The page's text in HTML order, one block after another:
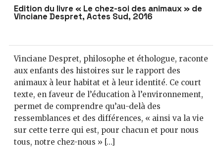
Édition du livre « Le chez-soi des animaux » de
Vinciane Despret, Actes Sud, 2016
Vinciane Despret, philosophe et éthologue, raconte
aux enfants des histoires sur le rapport des
animaux à leur habitat et à leur identité. Ce court
texte, en faveur de l’éducation à l’environnement,
permet de comprendre qu’au-delà des
ressemblances et des différences, « ainsi va la vie
sur cette terre qui est, pour chacun et pour nous
tous, notre chez-nous » […]